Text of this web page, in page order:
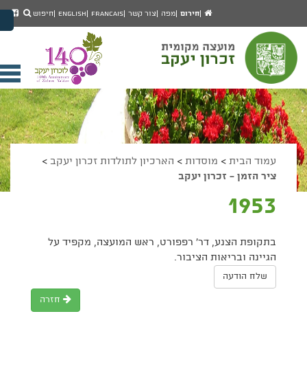
מעבר לתפריט ראשי
הגדל גודל פונט
הקטן גודל פונט
מצב ניגודיות גבוהה
מצב ניגודיות נמוכה
הצג קישורים
הצהרת נגישות
עמוד
הבית
חירום מפה צור קשר Francais
English חיפוש
עמוד הבית > מוסדות > הארכיון לתולדות זכרון יעקב >
ציר הזמן - זכרון יעקב
1953
בתקופת הצנע, דר' רפפורט, ראש המועצה, מקפיד על
הגיינה ובריאות הציבור.
שלח הודעה
חזרה